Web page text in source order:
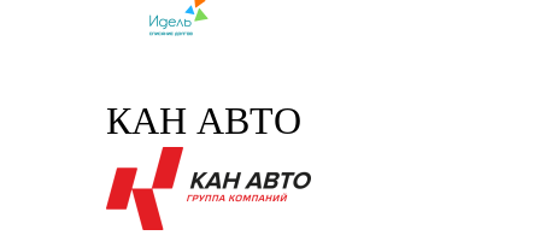
КАН АВТО